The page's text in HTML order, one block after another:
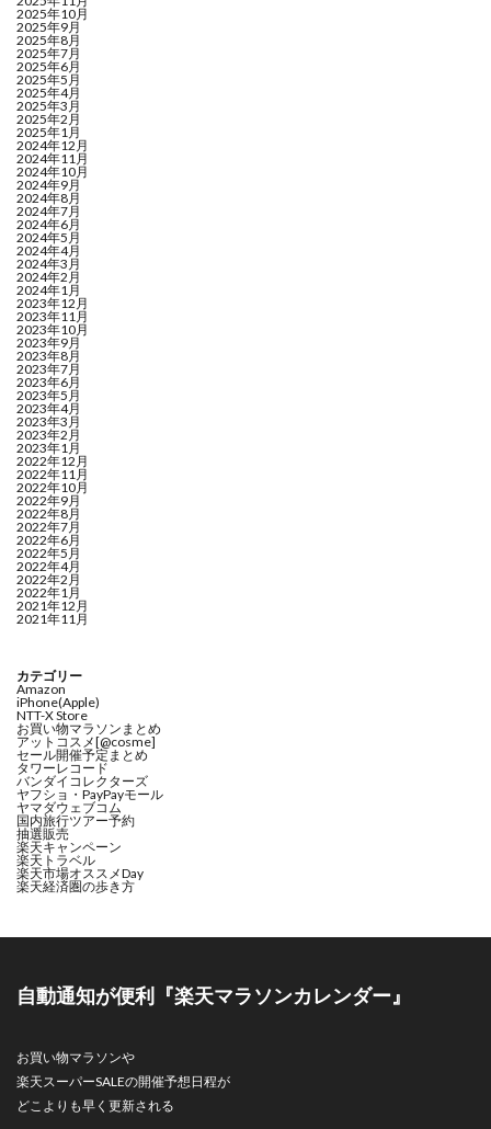
2025年10月
2025年9月
2025年8月
2025年7月
2025年6月
2025年5月
2025年4月
2025年3月
2025年2月
2025年1月
2024年12月
2024年11月
2024年10月
2024年9月
2024年8月
2024年7月
2024年6月
2024年5月
2024年4月
2024年3月
2024年2月
2024年1月
2023年12月
2023年11月
2023年10月
2023年9月
2023年8月
2023年7月
2023年6月
2023年5月
2023年4月
2023年3月
2023年2月
2023年1月
2022年12月
2022年11月
2022年10月
2022年9月
2022年8月
2022年7月
2022年6月
2022年5月
2022年4月
2022年2月
2022年1月
2021年12月
2021年11月
カテゴリー
Amazon
iPhone(Apple)
NTT-X Store
お買い物マラソンまとめ
アットコスメ[@cosme]
セール開催予定まとめ
タワーレコード
バンダイコレクターズ
ヤフショ・PayPayモール
ヤマダウェブコム
国内旅行ツアー予約
抽選販売
楽天キャンペーン
楽天トラベル
楽天市場オススメDay
楽天経済圏の歩き方
自動通知が便利『楽天マラソンカレンダー』
お買い物マラソンや
楽天スーパーSALEの開催予想日程が
どこよりも早く更新される